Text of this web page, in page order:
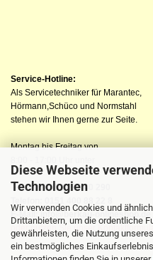
Diese Webseite
Technologien
Wir verwenden Cookies und
Drittanbietern, um die ordentliche
gewährleisten, die Nutzung
ein bestmögliches
Service-Hotline:
Als Servicetechniker für Marantec,
Hörmann,Schüco und Normstahl
stehen wir Ihnen gerne zur Seite.
Montag bis Freitag von
Telefon: 04523 98 40 290
E-Mail: info@berkau-onlineshop.de
oder nutzen Sie unser